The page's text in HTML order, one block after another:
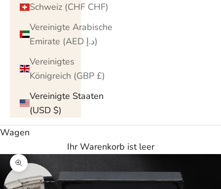
Schweiz (CHF CHF)
Vereinigte Arabische
Emirate (AED د.إ)
Vereinigtes
Königreich (GBP £)
Vereinigte Staaten
(USD $)
Wagen
Ihr Warenkorb ist leer
Bild vergrößern